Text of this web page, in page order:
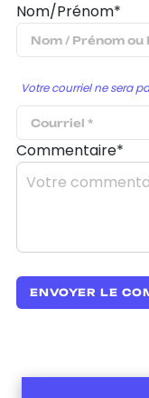
Nom/Prénom*
Votre courriel ne sera
Commentaire*